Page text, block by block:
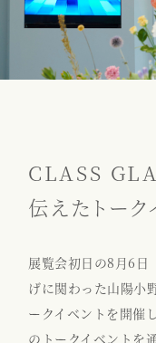
CLASS
伝えたトーク
展覧会初日の8月6日
げに関わった山陽小
ークイベントを開催
のトークイベントを